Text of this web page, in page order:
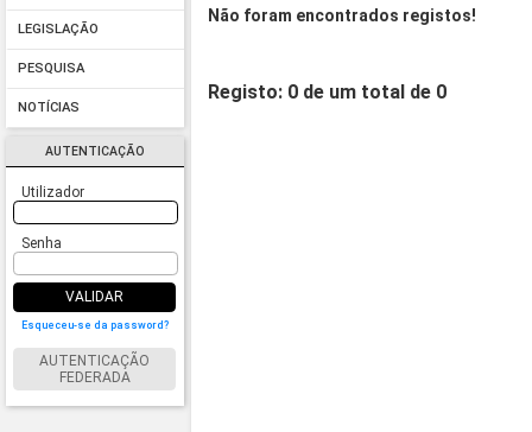
LEGISLAÇÃO
PESQUISA
NOTÍCIAS
AUTENTICAÇÃO
Utilizador
Senha
VALIDAR
Esqueceu-se da password?
AUTENTICAÇÃO
FEDERADA
Não foram encontrados registos!
Registo: 0 de um total de 0